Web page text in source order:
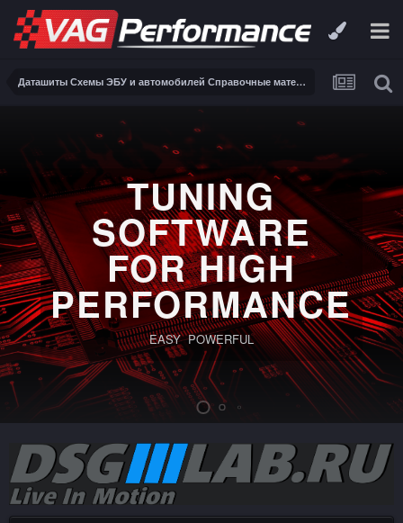
Даташиты Схемы ЭБУ и автомобилей Справочные материалы, инструкции, описания, книги Заказ и поиск схем ЭБУ и автомобилей
TUNING
SOFTWARE
FOR HIGH
PERFORMANCE
EASY POWERFUL